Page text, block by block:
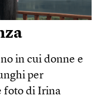
in cui donne e
per
foto di Irina